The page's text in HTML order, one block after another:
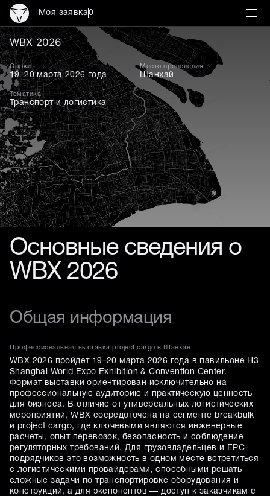
Моя заявка0
WBX 2026
WBX 2026
Сроки
19–20 марта 2026 года
Место проведения
Шанхай
Тематика
Транспорт и логистика
Основные сведения о
WBX 2026
Общая информация
Профессиональная выставка project cargo в Шанхае
WBX 2026 пройдет 19–20 марта 2026 года в павильоне H3
Shanghai World Expo Exhibition & Convention Center.
Формат выставки ориентирован исключительно на
профессиональную аудиторию и практическую ценность
для бизнеса. В отличие от универсальных логистических
мероприятий, WBX сосредоточена на сегменте breakbulk
и project cargo, где ключевыми являются инженерные
расчеты, опыт перевозок, безопасность и соблюдение
регуляторных требований. Для грузовладельцев и EPC-
подрядчиков это возможность в одном месте встретиться
с логистическими провайдерами, способными решать
сложные задачи по транспортировке оборудования и
конструкций, а для экспонентов — доступ к заказчикам с